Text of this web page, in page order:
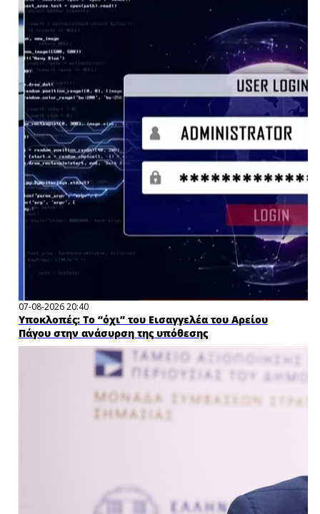
RADIO
07-08-2026 20:40
Υποκλοπές: Το “όχι” του Εισαγγελέα του Αρείου
Πάγου στην ανάσυρση της υπόθεσης